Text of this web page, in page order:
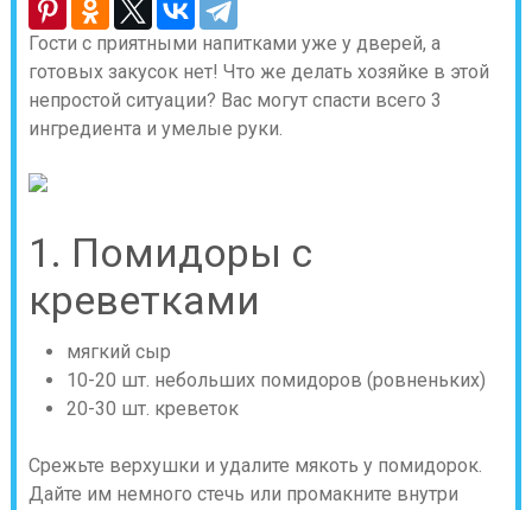
Гости с приятными напитками уже у дверей, а
готовых закусок нет! Что же делать хозяйке в этой
непростой ситуации? Вас могут спасти всего 3
ингредиента и умелые руки.
1. Помидоры с
креветками
мягкий сыр
10-20 шт. небольших помидоров (ровненьких)
20-30 шт. креветок
Срежьте верхушки и удалите мякоть у помидорок.
Дайте им немного стечь или промакните внутри